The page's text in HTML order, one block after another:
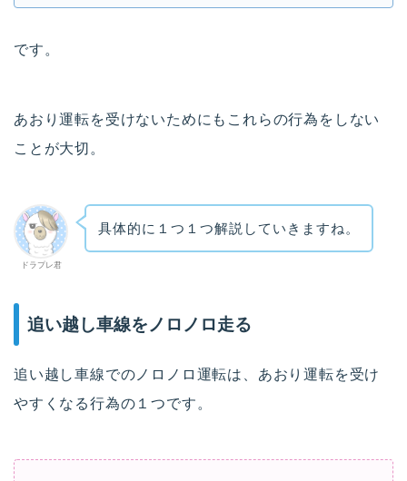
です。
あおり運転を受けないためにもこれらの行為をしない
ことが大切。
ドラプレ君
具体的に１つ１つ解説していきますね。
追い越し車線をノロノロ走る
追い越し車線でのノロノロ運転は、あおり運転を受け
やすくなる行為の１つです。